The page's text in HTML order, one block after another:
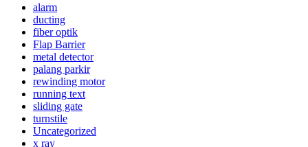
alarm
ducting
fiber optik
Flap Barrier
metal detector
palang parkir
rewinding motor
running text
sliding gate
turnstile
Uncategorized
x ray